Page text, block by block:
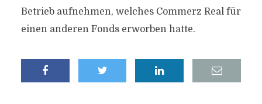
Betrieb aufnehmen, welches Commerz Real für
einen anderen Fonds erworben hatte.